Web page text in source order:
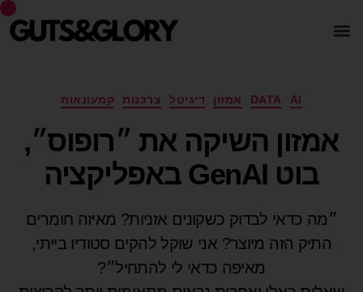
AI
DATA אמזון דיגיטל צרכנות קמעונאות
אמזון השיקה את ״רופוס״,
בוט GenAI באפליקציה
״מה כדאי לבדוק כשקונים אזניות? מאיזה חומרים
התיק הזה מיוצר? אני שוקל להקים סטודיו בייתי,
מאיפה כדאי לי להתחיל״?